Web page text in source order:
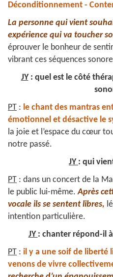
Déconditionnement -
La personne qui vient
expérience qui va toucher
éprouver le bonheur de
vibrant ces séquences
JY: quel est le côté
PT : le chant des mantras
émotionnel et désactive le
la joie et l’espace du cœur
notre passé.
JY : qui
PT : dans un concert de la
le public lui-même.Après
vocale ils se sentent libres,
intention particulière.
JY : chanter répond-il
PT : il y a une soif de liberté
venons de vivre